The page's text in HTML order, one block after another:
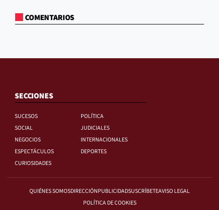
COMENTARIOS
SECCIONES
SUCESOS
POLÍTICA
SOCIAL
JUDICIALES
NEGOCIOS
INTERNACIONALES
ESPECTÁCULOS
DEPORTES
CURIOSIDADES
QUIÉNES SOMOSDIRECCIÓNPUBLICIDADSUSCRÍBETEAVISO LEGAL
POLÍTICA DE COOKIES